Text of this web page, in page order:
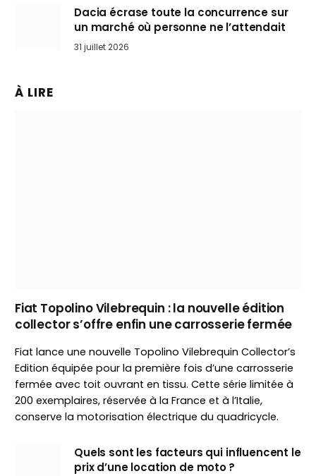
Dacia écrase toute la concurrence sur
un marché où personne ne l’attendait
31 juillet 2026
À LIRE
Fiat Topolino Vilebrequin : la nouvelle édition
collector s’offre enfin une carrosserie fermée
Fiat lance une nouvelle Topolino Vilebrequin Collector’s
Edition équipée pour la première fois d’une carrosserie
fermée avec toit ouvrant en tissu. Cette série limitée à
200 exemplaires, réservée à la France et à l’Italie,
conserve la motorisation électrique du quadricycle.
Quels sont les facteurs qui influencent le
prix d’une location de moto ?